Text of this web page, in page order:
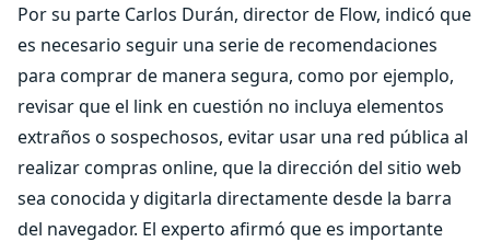
Por su parte Carlos Durán, director de Flow, indicó que
es necesario seguir una serie de recomendaciones
para comprar de manera segura, como por ejemplo,
revisar que el link en cuestión no incluya elementos
extraños o sospechosos, evitar usar una red pública al
realizar compras online, que la dirección del sitio web
sea conocida y digitarla directamente desde la barra
del navegador. El experto afirmó que es importante